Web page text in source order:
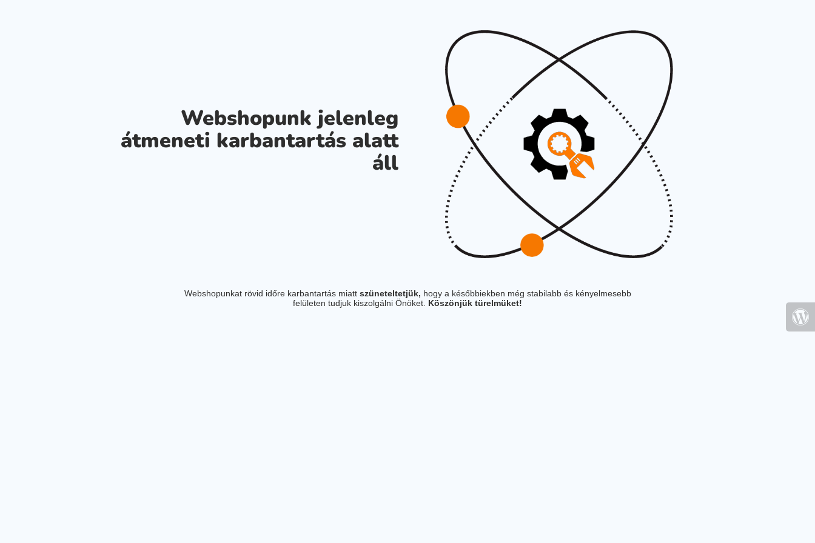
Webshopunk jelenleg
átmeneti karbantartás alatt
áll
Webshopunkat rövid időre karbantartás miatt szüneteltetjük, hogy a későbbiekben még stabilabb és kényelmesebb
felületen tudjuk kiszolgálni Önöket. Köszönjük türelmüket!